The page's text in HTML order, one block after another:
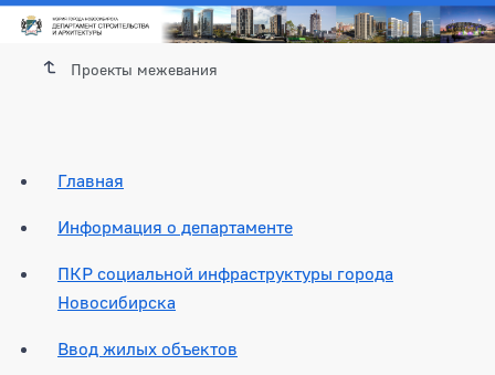
Проекты межевания
Главная
Информация о департаменте
ПКР социальной инфраструктуры города
Новосибирска
Ввод жилых объектов